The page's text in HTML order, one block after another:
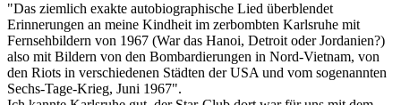
"Das ziemlich exakte autobiographische Lied überblendet
Erinnerungen an meine Kindheit im zerbombten Karlsruhe mit
Fernsehbildern von 1967 (War das Hanoi, Detroit oder Jordanien?)
also mit Bildern von den Bombardierungen in Nord-Vietnam, von
den Riots in verschiedenen Städten der USA und vom sogenannten
Sechs-Tage-Krieg, Juni 1967".